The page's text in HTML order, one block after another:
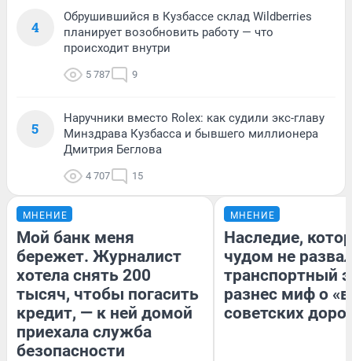
4
Обрушившийся в Кузбассе склад Wildberries
планирует возобновить работу — что
происходит внутри
5 787 9
5
Наручники вместо Rolex: как судили экс-главу
Минздрава Кузбасса и бывшего миллионера
Дмитрия Беглова
4 707 15
МНЕНИЕ
Мой банк меня
бережет. Журналист
хотела снять 200
тысяч, чтобы погасить
кредит, — к ней домой
приехала служба
безопасности
МНЕНИЕ
Наследие,
чудом не
транспортный
разнес миф о
советских